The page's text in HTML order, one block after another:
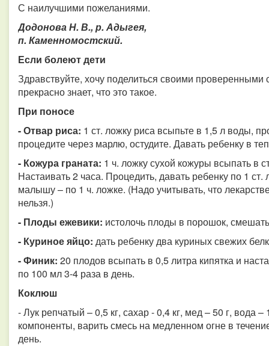
С наилучшими пожеланиями.
Додонова Н. В., р. Адыгея,
п. Каменномостский.
Если болеют дети
Здравствуйте, хочу поделиться своими проверенными
прекрасно знает, что это такое.
При поносе
- Отвар риса: 1 ст. ложку риса всыпьте в 1,5 л воды,
процедите через марлю, остудите. Давать ребенку в
- Кожура граната: 1 ч. ложку сухой кожуры всыпать в
Настаивать 2 часа. Процедить, давать ребенку по 1
малышу – по 1 ч. ложке. (Надо учитывать, что
нельзя.)
- Плоды ежевики: истолочь плоды в порошок,
- Куриное яйцо: дать ребенку два куриных свежих
- Финик: 20 плодов всыпать в 0,5 литра кипятка и
по 100 мл 3-4 раза в день.
Коклюш
- Лук репчатый – 0,5 кг, сахар - 0,4 кг, мед – 50 г, вода
компоненты, варить смесь на медленном огне в
день.